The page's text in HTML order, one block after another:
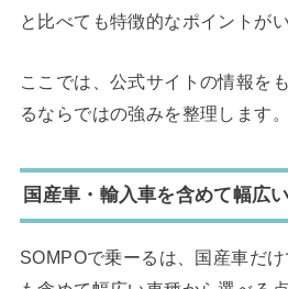
と比べても特徴的なポイントが
ここでは、公式サイトの情報を
るならではの強みを整理します。
国産車・輸入車を含めて幅広
SOMPOで乗ーるは、国産車だ